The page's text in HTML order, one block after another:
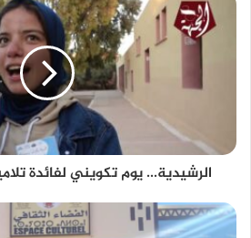
الرشيدية... يوم تكويني لفائدة